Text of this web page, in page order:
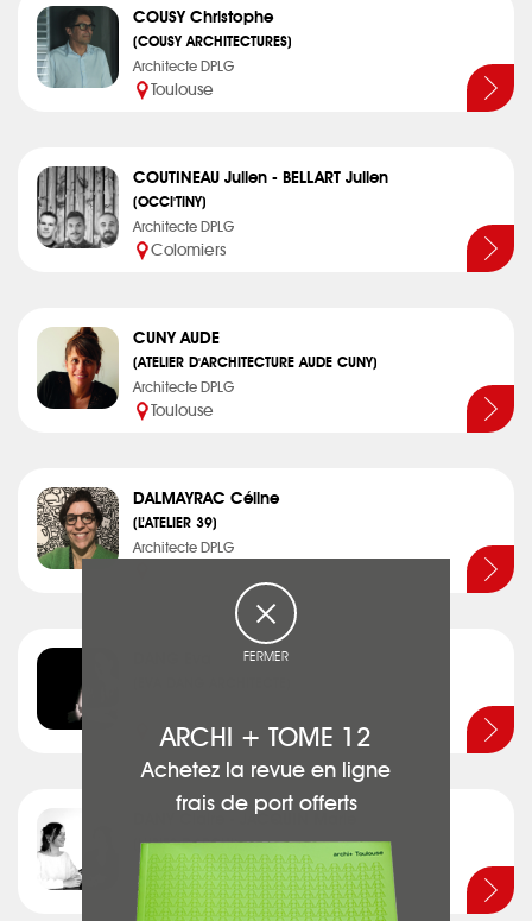
COUSY Christophe
(COUSY ARCHITECTURES)
Architecte DPLG
Toulouse
COUTINEAU Julien - BELLART Julien
(OCCI'TINY)
Architecte DPLG
Colomiers
CUNY AUDE
(ATELIER D'ARCHITECTURE AUDE CUNY)
Architecte DPLG
Toulouse
DALMAYRAC Céline
(L’ATELIER 39)
Architecte DPLG
Toulouse
(LUBIES D'ARCHI)
Architecte DPLG
Saint-Orens-de-Gameville
FERMER
ARCHI + TOME 12
Achetez la revue en ligne
frais de port offerts